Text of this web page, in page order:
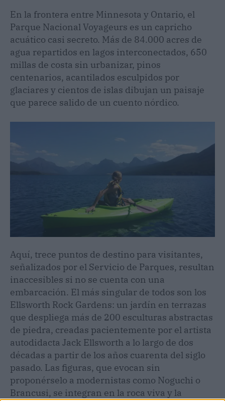
En la frontera entre Minnesota y Ontario, el
Parque Nacional Voyageurs es un capricho
acuático casi secreto. Más de 84.000 acres de
agua repartidos en lagos interconectados, 650
millas de costa sin urbanizar, pinos
centenarios, acantilados esculpidos por
glaciares y cientos de islas dibujan un paisaje
que parece salido de un cuento nórdico.
Aquí, trece puntos de destino para visitantes,
señalizados por el Servicio de Parques, resultan
inaccesibles si no se cuenta con una
embarcación. El más singular de todos son los
Ellsworth Rock Gardens: un jardín en terrazas
que despliega más de 200 esculturas abstractas
de piedra, creadas pacientemente por el artista
autodidacta Jack Ellsworth a lo largo de dos
décadas a partir de los años cuarenta del siglo
pasado. Las figuras, que evocan sin
proponérselo a modernistas como Noguchi o
Brancusi, se integran en la roca viva y la